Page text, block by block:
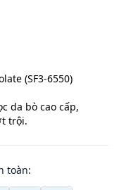
(SF3-6550)
da bò cao cấp,
trội.
toàn: